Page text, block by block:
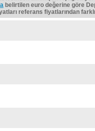
belirtilen euro değerine göre
referans fiyatlarından